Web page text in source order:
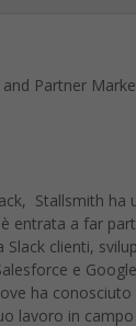
Stallsmith ha
entrata a far
Slack clienti,
e
ha conosciuto
lavoro in
durante un
ha lavorato